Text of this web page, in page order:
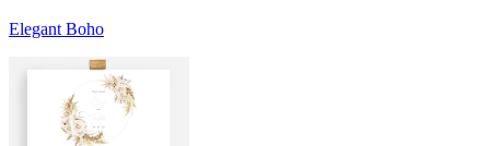
Elegant Boho